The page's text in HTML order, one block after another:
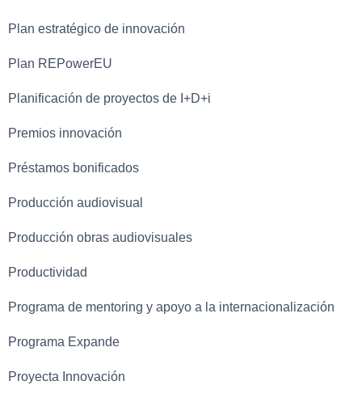
Plan estratégico de innovación
Plan REPowerEU
Planificación de proyectos de I+D+i
Premios innovación
Préstamos bonificados
Producción audiovisual
Producción obras audiovisuales
Productividad
Programa de mentoring y apoyo a la internacionalización
Programa Expande
Proyecta Innovación